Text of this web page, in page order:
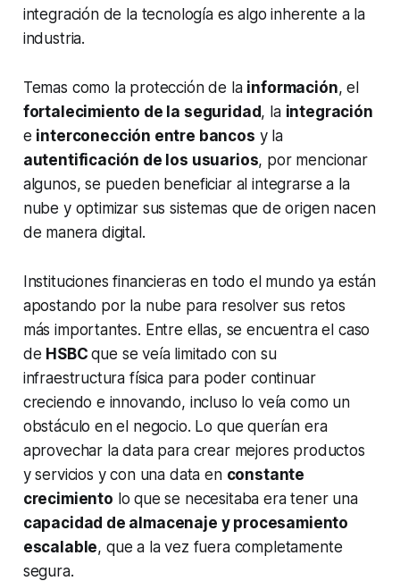
integración de la tecnología es algo inherente a la
industria.
Temas como la protección de la información, el
fortalecimiento de la seguridad, la integración
e interconección entre bancos y la
autentificación de los usuarios, por mencionar
algunos, se pueden beneficiar al integrarse a la
nube y optimizar sus sistemas que de origen nacen
de manera digital.
Instituciones financieras en todo el mundo ya están
apostando por la nube para resolver sus retos
más importantes. Entre ellas, se encuentra el caso
de HSBCque se veía limitado con su
infraestructura física para poder continuar
creciendo e innovando, incluso lo veía como un
obstáculo en el negocio. Lo que querían era
aprovechar ladata para crear mejores productos
y servicios y con una dataen constante
crecimiento lo que se necesitaba era tener una
capacidad de almacenaje y procesamiento
escalable, que a la vez fuera completamente
segura.